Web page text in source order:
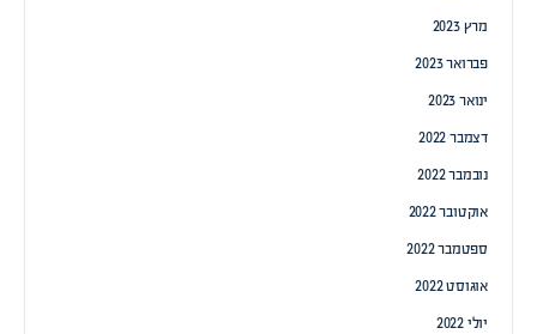
מרץ 2023
פברואר 2023
ינואר 2023
דצמבר 2022
נובמבר 2022
אוקטובר 2022
ספטמבר 2022
אוגוסט 2022
יולי 2022